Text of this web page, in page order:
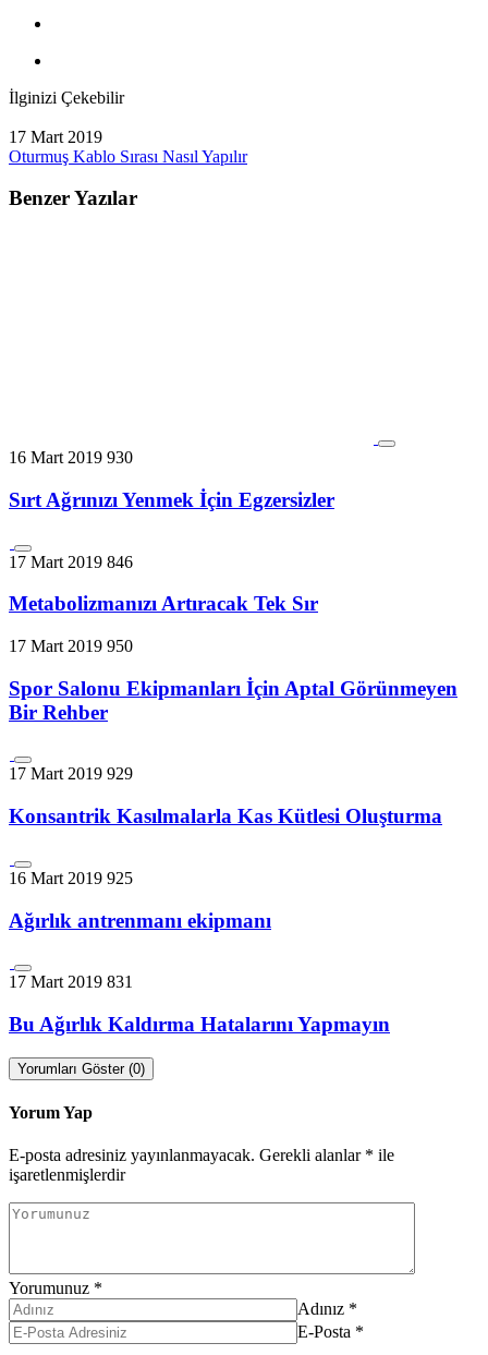
İlginizi Çekebilir
17 Mart 2019
Oturmuş Kablo Sırası Nasıl Yapılır
Benzer Yazılar
16 Mart 2019 930
Sırt Ağrınızı Yenmek İçin Egzersizler
17 Mart 2019 846
Metabolizmanızı Artıracak Tek Sır
17 Mart 2019 950
Spor Salonu Ekipmanları İçin Aptal Görünmeyen
Bir Rehber
17 Mart 2019 929
Konsantrik Kasılmalarla Kas Kütlesi Oluşturma
16 Mart 2019 925
Ağırlık antrenmanı ekipmanı
17 Mart 2019 831
Bu Ağırlık Kaldırma Hatalarını Yapmayın
Yorumları Göster (0)
Yorum Yap
E-posta adresiniz yayınlanmayacak. Gerekli alanlar * ile
işaretlenmişlerdir
Yorumunuz *
Adınız *
E-Posta *